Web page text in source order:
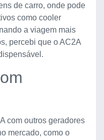
de carro, onde pode
como cooler
a viagem mais
percebi que o AC2A
com outros geradores
mercado, como o